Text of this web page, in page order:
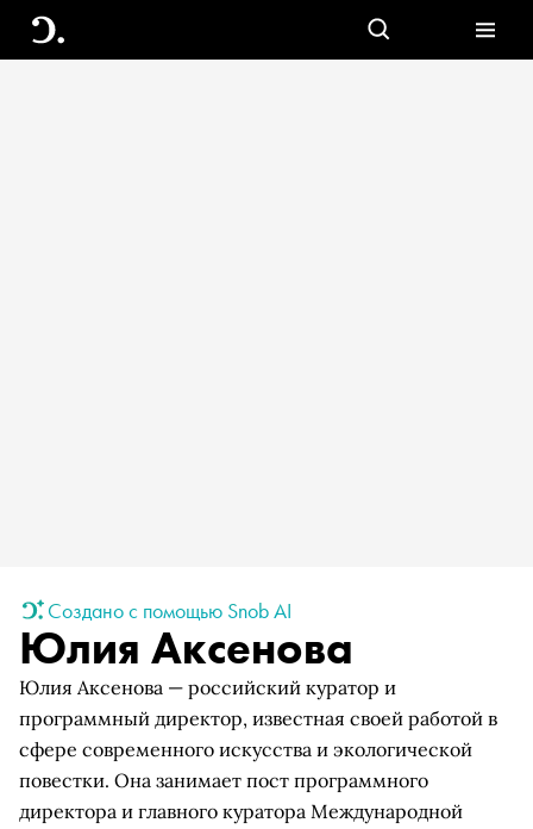
Создано с помощью Snob AI
Юлия Аксенова
Юлия Аксенова — российский куратор и
программный директор, известная своей работой в
сфере современного искусства и экологической
повестки. Она занимает пост программного
директора и главного куратора Международной